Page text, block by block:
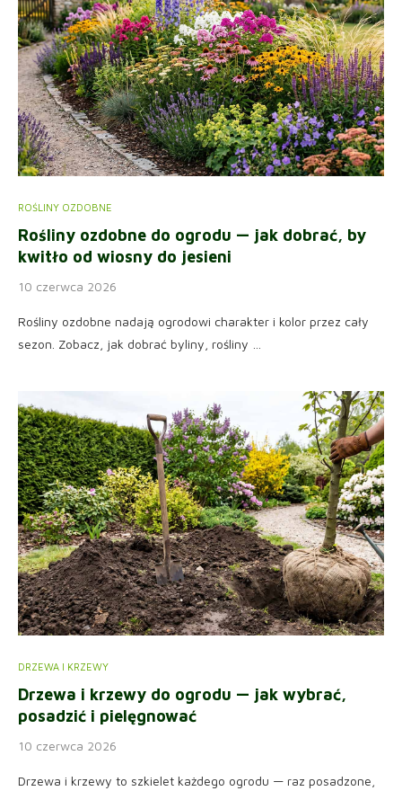
ROŚLINY OZDOBNE
Rośliny ozdobne do ogrodu — jak dobrać, by
kwitło od wiosny do jesieni
10 czerwca 2026
Rośliny ozdobne nadają ogrodowi charakter i kolor przez cały
sezon. Zobacz, jak dobrać byliny, rośliny …
DRZEWA I KRZEWY
Drzewa i krzewy do ogrodu — jak wybrać,
posadzić i pielęgnować
10 czerwca 2026
Drzewa i krzewy to szkielet każdego ogrodu — raz posadzone,